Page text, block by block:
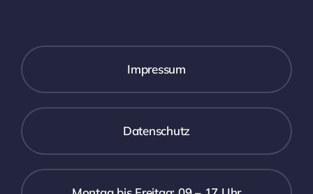
Impressum
Datenschutz